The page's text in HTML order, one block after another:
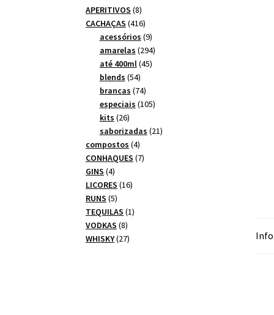
APERITIVOS 88
produtos
CACHAÇAS 416416
produtos
acessórios 99
produtos
amarelas 294294
até 400ml 4545
blends 5454
produtos
brancas 7474
produtos
especiais 105105
kits 2626
produtos
saborizadas 2121
compostos 44
produtos
CONHAQUES 77
GINS 44
produtos
LICORES 1616
RUNS 55
produtos
TEQUILAS 11
VODKAS 88
produtos
WHISKY 2727